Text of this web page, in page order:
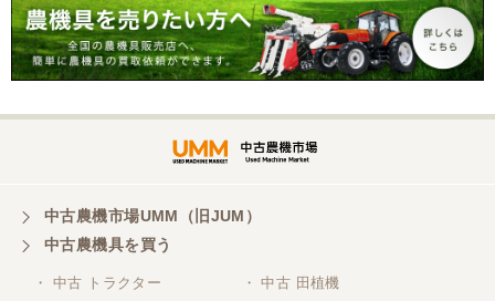
したらよろしくお願いします。
福島県／角田 順司
インターネットによる写真のみでの売買でり不安が
みから陸送の手配・機械の整備としっかりと対応し
中古農機市場UMM（旧JUM）
中古農機具を買う
・ 中古 トラクター ・ 中古 田植機